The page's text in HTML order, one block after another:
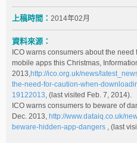
上稿時間： 2014年02月
資料來源：
ICO warns consumers about the
mobile apps this Christmas,
2013,http://ico.org.uk/news/
the-need-for-caution-when-
19122013, (last visited Feb. 7, 2014).
ICO warns consumers to beware of
Dec. 2013, http://www.dataiq.co.uk/
beware-hidden-app-dangers , (last